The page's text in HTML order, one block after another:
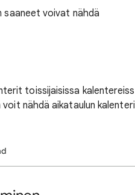
saaneet voivat nähdä
toissijaisissa
nähdä aikataulun